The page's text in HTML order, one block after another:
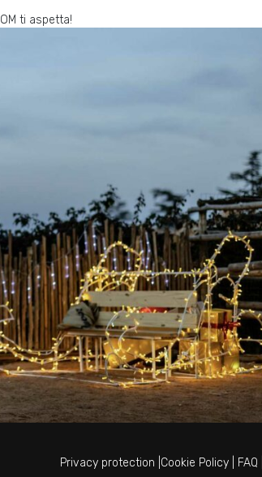
ti aspetta!
Privacy protection Cookie Policy FAQ